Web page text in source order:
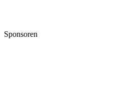
Sponsoren